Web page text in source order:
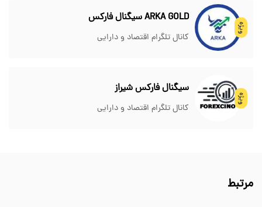
ویژه
ARKA GOLD سیگنال فارکس
کانال تلگرام اقتصاد و دارایی
ویژه
سیگنال فارکس شیراز
کانال تلگرام اقتصاد و دارایی
مرتبط